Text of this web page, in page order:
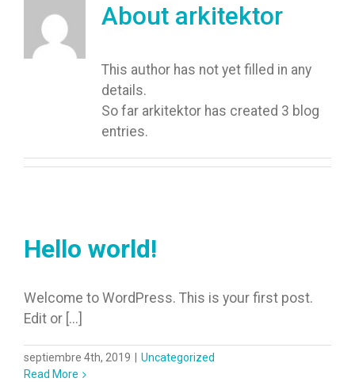
About arkitektor
This author has not yet filled in any
details.
So far arkitektor has created 3 blog
entries.
Hello world!
Welcome to WordPress. This is your first post.
Edit or [...]
septiembre 4th, 2019
Uncategorized
Read More